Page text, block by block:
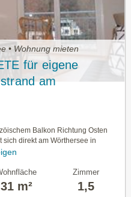
• Wohnung mieten
für eigene
am
bis 01.10.2026
Balkon Richtung Osten
direkt am Wörthersee in
31 m²
Zimmer
1,5